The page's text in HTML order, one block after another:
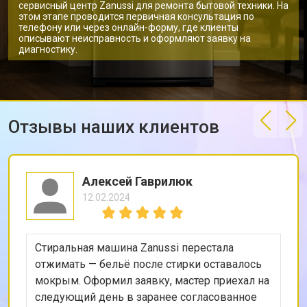
сервисный центр Zanussi для ремонта бытовой техники. На
этом этапе проводится первичная консультация по
телефону или через онлайн-форму, где клиенты
описывают неисправность и оформляют заявку на
диагностику.
Отзывы наших клиентов
Алексей Гаврилюк
12.02.2024
Стиральная машина Zanussi перестала
отжимать — бельё после стирки оставалось
мокрым. Оформил заявку, мастер приехал на
следующий день в заранее согласованное